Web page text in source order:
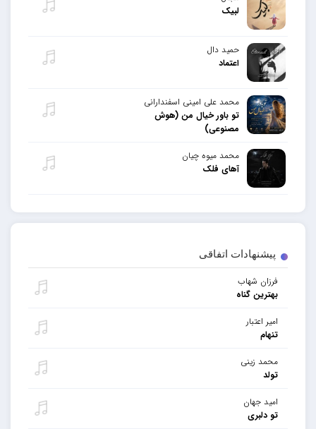
پیشنهادات اتفاقی
فرزان شهاب
بهترین گناه
امیر اعتبار
تنهام
محمد زینی
تولد
امید جهان
تو دلبری
لبیک
حمید دال
اعتماد
محمد علی امینی اسفندارانی
تو باور خیال من (هوش
مصنوعی)
محمد میوه چیان
آهای فلک